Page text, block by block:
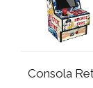
Consola